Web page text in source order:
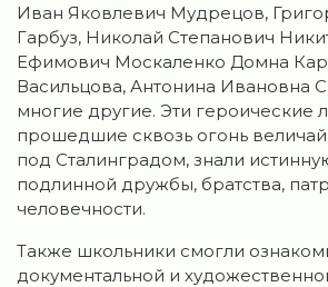
Иван Яковлевич Мудрецов,
Гарбуз, Николай Степанович
Ефимович Москаленко Домна
Васильцова, Антонина Ивановна
многие другие. Эти героические
прошедшие сквозь огонь
под Сталинградом, знали
подлинной дружбы, братства,
человечности.
Также школьники смогли
документальной и